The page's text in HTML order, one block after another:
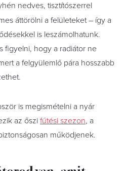
nedves, tisztítószerrel
áttörölni a felületeket – így a
is leszámolhatunk.
figyelni, hogy a radiátor ne
a felgyülemlő pára hosszabb
is megismételni a nyár
az őszi fűtési szezon, a
működjenek.